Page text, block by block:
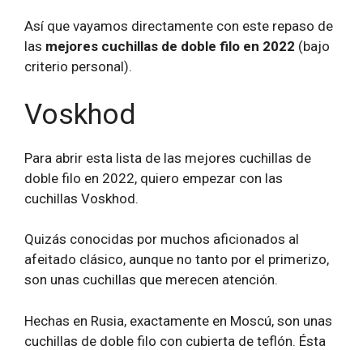
Así que vayamos directamente con este repaso de
las mejores cuchillas de doble filo en 2022 (bajo
criterio personal).
Voskhod
Para abrir esta lista de las mejores cuchillas de
doble filo en 2022, quiero empezar con las
cuchillas Voskhod.
Quizás conocidas por muchos aficionados al
afeitado clásico, aunque no tanto por el primerizo,
son unas cuchillas que merecen atención.
Hechas en Rusia, exactamente en Moscú, son unas
cuchillas de doble filo con cubierta de teflón. Ésta